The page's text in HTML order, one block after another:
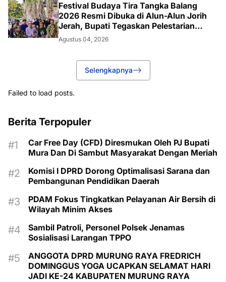
Festival Budaya Tira Tangka Balang
2026 Resmi Dibuka di Alun-Alun Jorih
Jerah, Bupati Tegaskan Pelestarian
Budaya
Agustus 04, 2026
Selengkapnya
Failed to load posts.
Berita Terpopuler
Car Free Day (CFD) Diresmukan Oleh PJ Bupati
Mura Dan Di Sambut Masyarakat Dengan Meriah
Komisi I DPRD Dorong Optimalisasi Sarana dan
Pembangunan Pendidikan Daerah
PDAM Fokus Tingkatkan Pelayanan Air Bersih di
Wilayah Minim Akses
Sambil Patroli, Personel Polsek Jenamas
Sosialisasi Larangan TPPO
ANGGOTA DPRD MURUNG RAYA FREDRICH
DOMINGGUS YOGA UCAPKAN SELAMAT HARI
JADI KE-24 KABUPATEN MURUNG RAYA